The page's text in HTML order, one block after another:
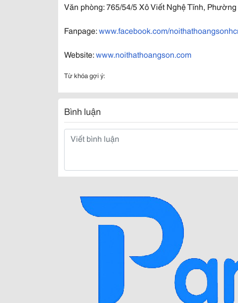
Văn phòng: 765/54/5 Xô Viết Nghệ Tĩnh,
Fanpage:www.facebook.com/
Website:www.noithathoangson.com
Từ khóa gợi ý:
Bình luận